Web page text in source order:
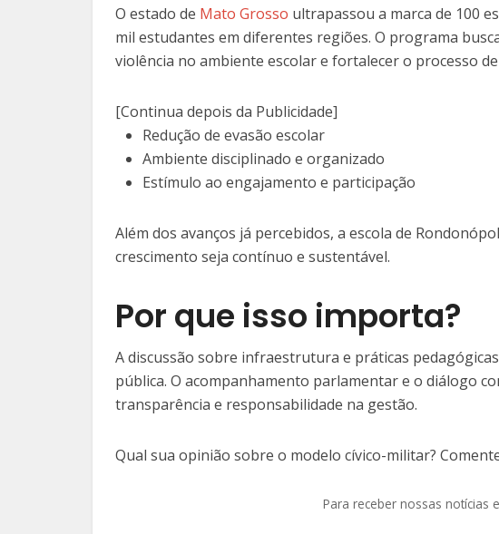
O estado de Mato Grosso ultrapassou a marca de 100
mil estudantes em diferentes regiões. O programa
violência no ambiente escolar e fortalecer o processo
[Continua depois da Publicidade]
Redução de evasão escolar
Ambiente disciplinado e organizado
Estímulo ao engajamento e participação
Além dos avanços já percebidos, a escola de
crescimento seja contínuo e sustentável.
Por que isso importa?
A discussão sobre infraestrutura e práticas
pública. O acompanhamento parlamentar e o diálogo
transparência e responsabilidade na gestão.
Qual sua opinião sobre o modelo cívico-militar?
Para receber nossas notícias